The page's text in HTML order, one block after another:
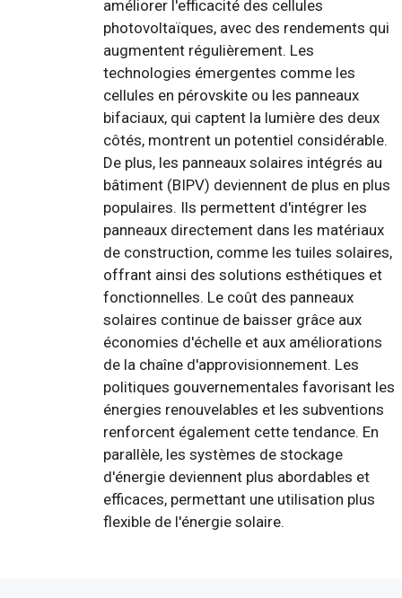
améliorer l'efficacité des cellules
photovoltaïques, avec des rendements qui
augmentent régulièrement. Les
technologies émergentes comme les
cellules en pérovskite ou les panneaux
bifaciaux, qui captent la lumière des deux
côtés, montrent un potentiel considérable.
De plus, les panneaux solaires intégrés au
bâtiment (BIPV) deviennent de plus en plus
populaires. Ils permettent d'intégrer les
panneaux directement dans les matériaux
de construction, comme les tuiles solaires,
offrant ainsi des solutions esthétiques et
fonctionnelles. Le coût des panneaux
solaires continue de baisser grâce aux
économies d'échelle et aux améliorations
de la chaîne d'approvisionnement. Les
politiques gouvernementales favorisant les
énergies renouvelables et les subventions
renforcent également cette tendance. En
parallèle, les systèmes de stockage
d'énergie deviennent plus abordables et
efficaces, permettant une utilisation plus
flexible de l'énergie solaire.